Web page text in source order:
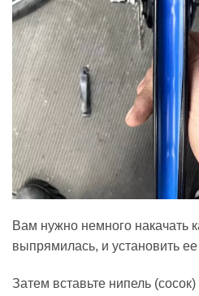
Вам нужно немного накачать
выпрямилась, и установить
Затем вставьте нипель